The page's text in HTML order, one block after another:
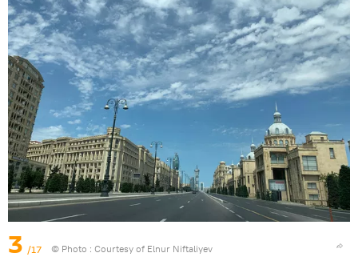
3 /17 © Photo : Courtesy of Elnur Niftaliyev